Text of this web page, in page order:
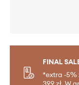
FINAL
*extra -5%